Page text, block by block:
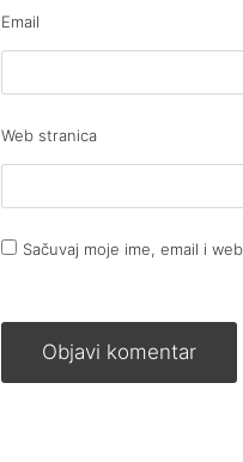
Email
Web stranica
Sačuvaj moje ime, email i